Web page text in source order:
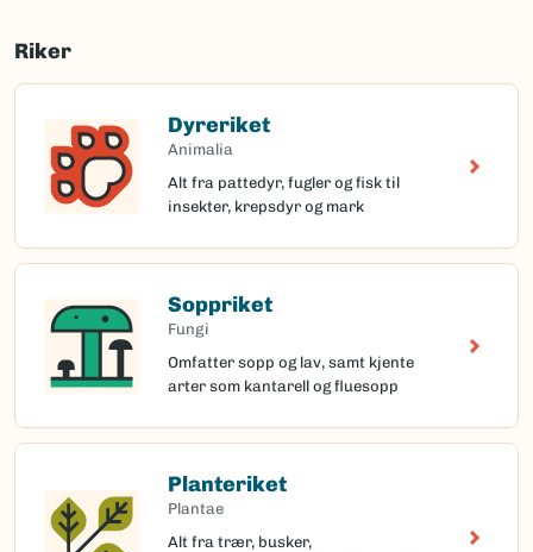
Riker
Dyreriket
Animalia
Alt fra pattedyr, fugler og fisk til
insekter, krepsdyr og mark
Soppriket
Fungi
Omfatter sopp og lav, samt kjente
arter som kantarell og fluesopp
Planteriket
Plantae
Alt fra trær, busker,